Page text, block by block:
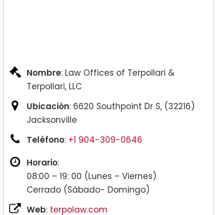
Nombre: Law Offices of Terpollari &
Terpollari, LLC
Ubicación: 6620 Southpoint Dr S, (32216)
Jacksonville
Teléfono: +1 904-309-0646
Horario:
08:00 – 19: 00 (Lunes – Viernes)
Cerrado (Sábado- Domingo)
Web: terpolaw.com